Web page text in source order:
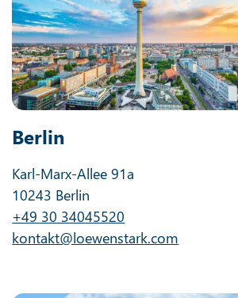
Berlin
Karl-Marx-Allee 91a
10243 Berlin
+49 30 34045520
kontakt@loewenstark.com